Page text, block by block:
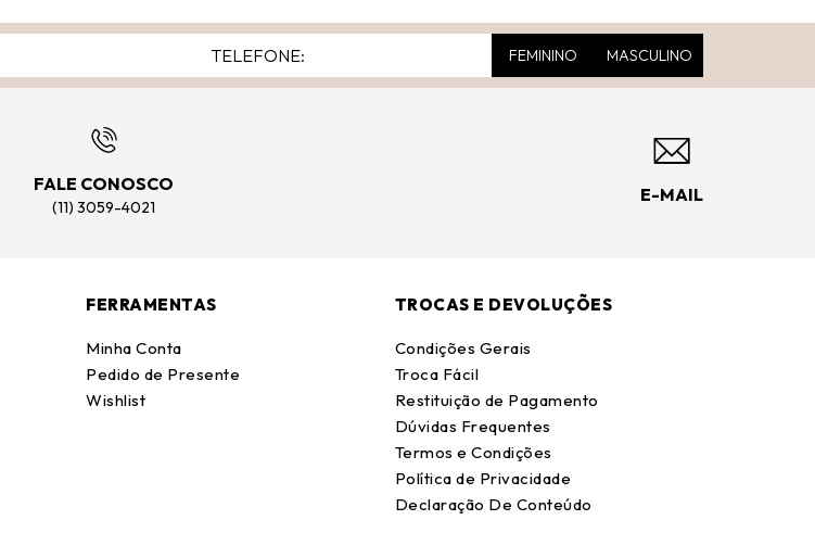
FEMININO MASCULINO
FALE CONOSCO
(11) 3059-4021
E-MAIL
FERRAMENTAS
Minha Conta
Pedido de Presente
Wishlist
TROCAS E DEVOLUÇÕES
Condições Gerais
Troca Fácil
Restituição de Pagamento
Dúvidas Frequentes
Termos e Condições
Política de Privacidade
Declaração De Conteúdo